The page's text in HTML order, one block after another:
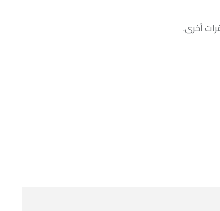
أخرى.